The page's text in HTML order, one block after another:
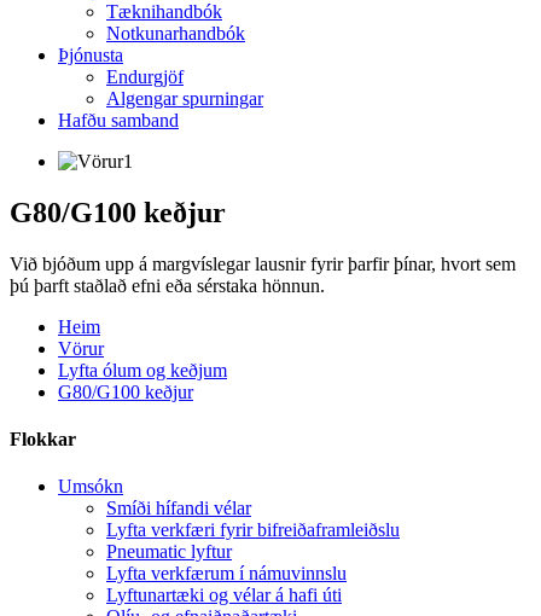
Tæknihandbók
Notkunarhandbók
Þjónusta
Endurgjöf
Algengar spurningar
Hafðu samband
G80/G100 keðjur
Við bjóðum upp á margvíslegar lausnir fyrir þarfir þínar, hvort sem
þú þarft staðlað efni eða sérstaka hönnun.
Heim
Vörur
Lyfta ólum og keðjum
G80/G100 keðjur
Flokkar
Umsókn
Smíði hífandi vélar
Lyfta verkfæri fyrir bifreiðaframleiðslu
Pneumatic lyftur
Lyfta verkfærum í námuvinnslu
Lyftunartæki og vélar á hafi úti